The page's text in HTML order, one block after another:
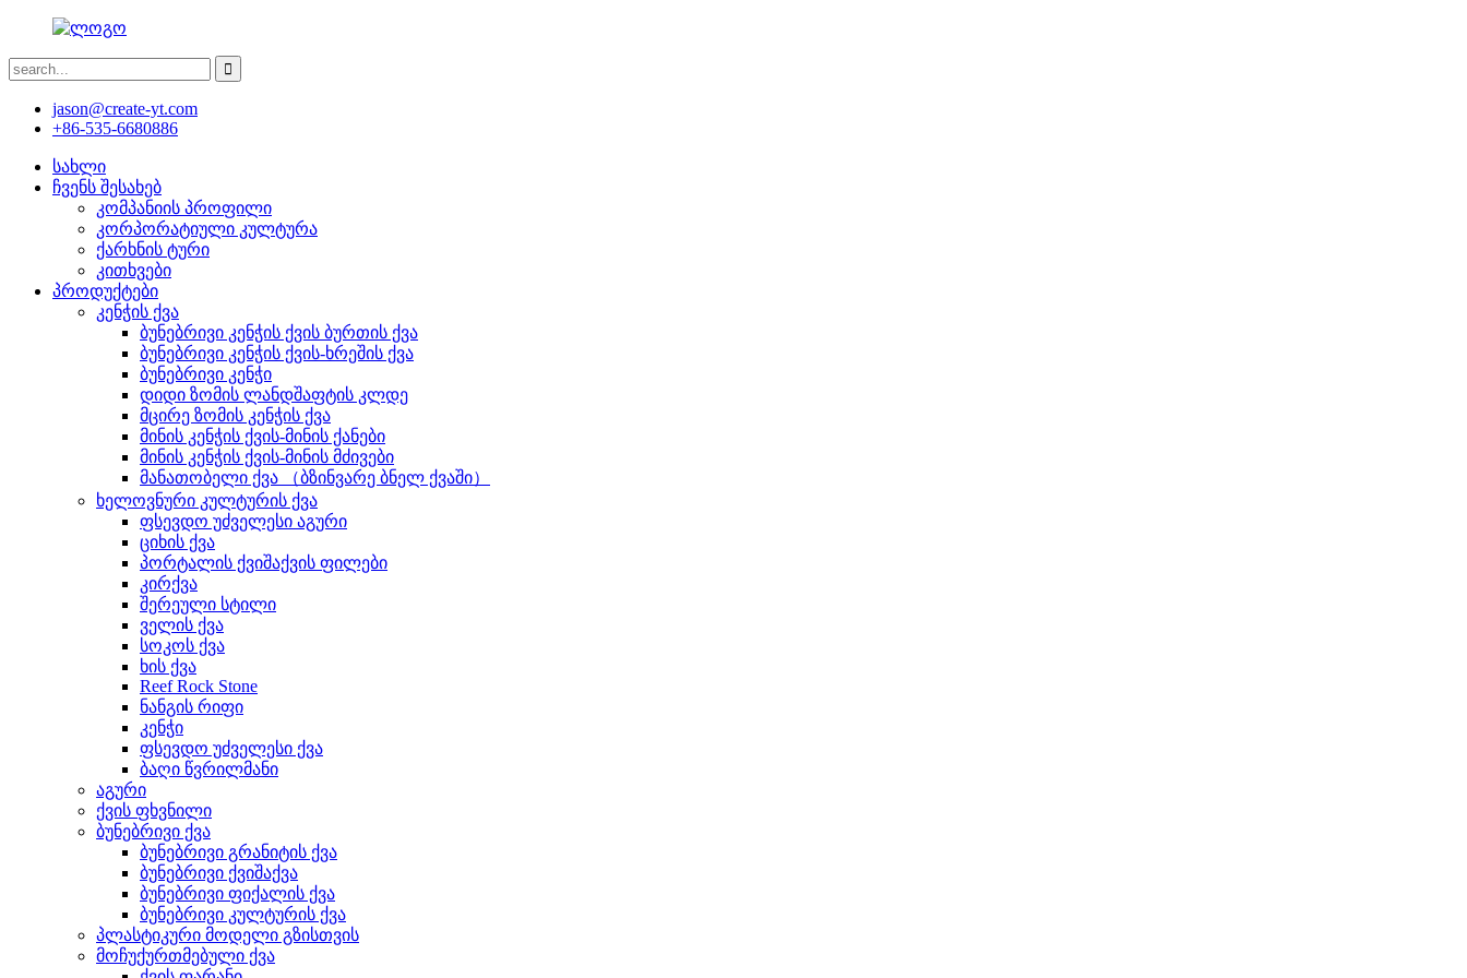
jason@create-yt.com
+86-535-6680886
სახლი
ჩვენს შესახებ
კომპანიის პროფილი
კორპორატიული კულტურა
ქარხნის ტური
კითხვები
პროდუქტები
კენჭის ქვა
ბუნებრივი კენჭის ქვის ბურთის ქვა
ბუნებრივი კენჭის ქვის-ხრეშის ქვა
ბუნებრივი კენჭი
დიდი ზომის ლანდშაფტის კლდე
მცირე ზომის კენჭის ქვა
მინის კენჭის ქვის-მინის ქანები
მინის კენჭის ქვის-მინის მძივები
მანათობელი ქვა （ბზინვარე ბნელ ქვაში）
ხელოვნური კულტურის ქვა
ფსევდო უძველესი აგური
ციხის ქვა
პორტალის ქვიშაქვის ფილები
კირქვა
შერეული სტილი
ველის ქვა
სოკოს ქვა
ხის ქვა
Reef Rock Stone
ნანგის რიფი
კენჭი
ფსევდო უძველესი ქვა
ბაღი წვრილმანი
აგური
ქვის ფხვნილი
ბუნებრივი ქვა
ბუნებრივი გრანიტის ქვა
ბუნებრივი ქვიშაქვა
ბუნებრივი ფიქალის ქვა
ბუნებრივი კულტურის ქვა
პლასტიკური მოდელი გზისთვის
მოჩუქურთმებული ქვა